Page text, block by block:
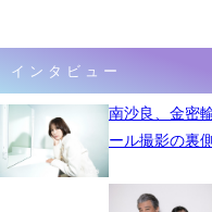
インタビュー
南沙良、金密
ール撮影の裏